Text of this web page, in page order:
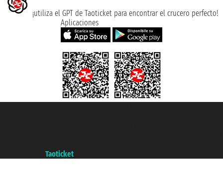
¡utiliza el GPT de Taoticket para encontrar el crucero perfecto!
Aplicaciones
Taoticket